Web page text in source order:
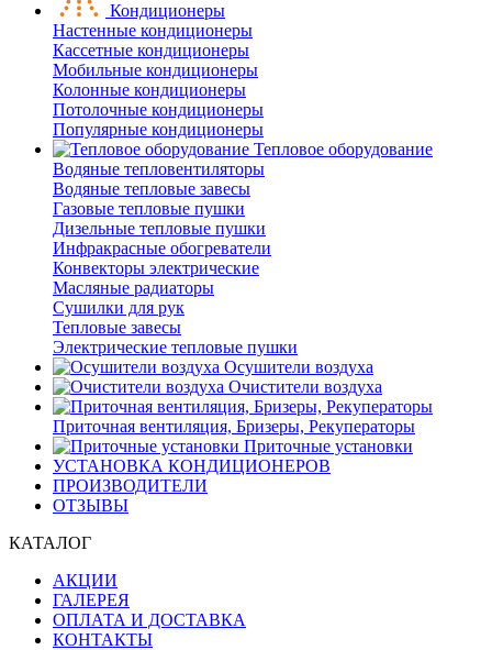
Кондиционеры
Настенные кондиционеры
Кассетные кондиционеры
Мобильные кондиционеры
Колонные кондиционеры
Потолочные кондиционеры
Популярные кондиционеры
Тепловое оборудование
Водяные тепловентиляторы
Водяные тепловые завесы
Газовые тепловые пушки
Дизельные тепловые пушки
Инфракрасные обогреватели
Конвекторы электрические
Масляные радиаторы
Сушилки для рук
Тепловые завесы
Электрические тепловые пушки
Осушители воздуха
Очистители воздуха
Приточная вентиляция, Бризеры, Рекуператоры
Приточные установки
УСТАНОВКА КОНДИЦИОНЕРОВ
ПРОИЗВОДИТЕЛИ
ОТЗЫВЫ
КАТАЛОГ
АКЦИИ
ГАЛЕРЕЯ
ОПЛАТА И ДОСТАВКА
КОНТАКТЫ